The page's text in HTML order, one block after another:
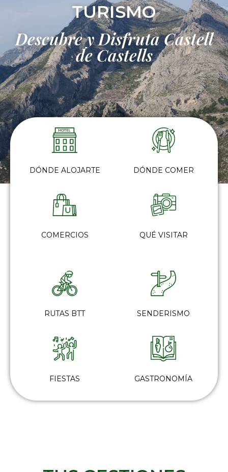
TURISMO
Descubre y Disfruta Castell
de Castells
DÓNDE ALOJARTE DÓNDE COMER
COMERCIOS QUÉ VISITAR
RUTAS BTT SENDERISMO
FIESTAS GASTRONOMÍA